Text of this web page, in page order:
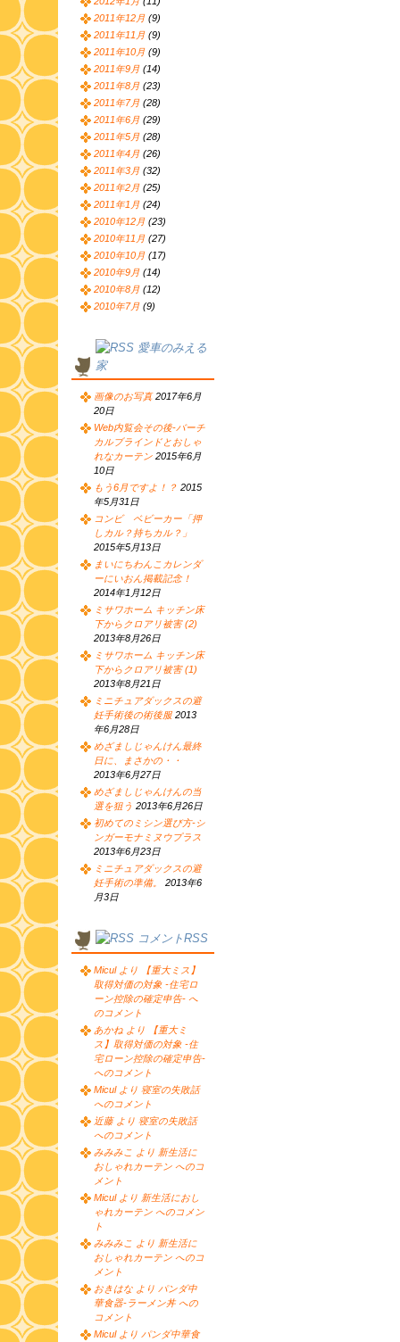
2011年12月 (9)
2011年11月 (9)
2011年10月 (9)
2011年9月 (14)
2011年8月 (23)
2011年7月 (28)
2011年6月 (29)
2011年5月 (28)
2011年4月 (26)
2011年3月 (32)
2011年2月 (25)
2011年1月 (24)
2010年12月 (23)
2010年11月 (27)
2010年10月 (17)
2010年9月 (14)
2010年8月 (12)
2010年7月 (9)
愛車のみえる
家
画像のお写真 2017年6月
20日
Web内覧会その後-バーチ
カルブラインドとおしゃ
れなカーテン 2015年6月
10日
もう6月ですよ！？ 2015
年5月31日
コンビ ベビーカー「押
しカル？持ちカル？」
2015年5月13日
まいにちわんこカレンダ
ーにいおん掲載記念！
2014年1月12日
ミサワホーム キッチン床
下からクロアリ被害 (2)
2013年8月26日
ミサワホーム キッチン床
下からクロアリ被害 (1)
2013年8月21日
ミニチュアダックスの避
妊手術後の術後服 2013
年6月28日
めざましじゃんけん最終
日に、まさかの・・
2013年6月27日
めざましじゃんけんの当
選を狙う 2013年6月26日
初めてのミシン選び方-シ
ンガーモナミヌウプラス
2013年6月23日
ミニチュアダックスの避
妊手術の準備。
2013年6
月3日
コメントRSS
Micul より 【重大ミス】
取得対価の対象 -住宅ロ
ーン控除の確定申告- へ
のコメント
あかね より 【重大ミ
ス】取得対価の対象 -住
宅ローン控除の確定申告-
へのコメント
Micul より 寝室の失敗話
へのコメント
近藤 より 寝室の失敗話
へのコメント
みみみこ より 新生活に
おしゃれカーテン へのコ
メント
Micul より 新生活におし
ゃれカーテン へのコメン
ト
みみみこ より 新生活に
おしゃれカーテン へのコ
メント
おきはな より パンダ中
華食器-ラーメン丼 への
コメント
Micul より パンダ中華食